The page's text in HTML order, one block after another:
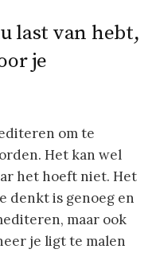
last van hebt,
je
om te
Het kan wel
het hoeft niet. Het
denkt is genoeg en
maar ook
je ligt te malen